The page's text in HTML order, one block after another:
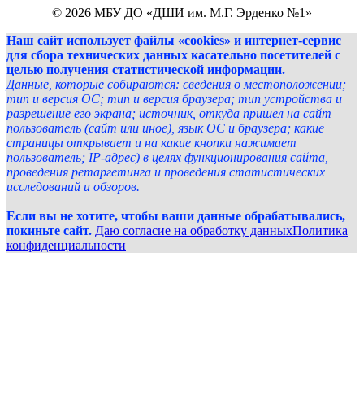
© 2026 МБУ ДО «ДШИ им. М.Г. Эрденко №1»
Наш сайт использует файлы «cookies» и интернет-сервис
для сбора технических данных касательно посетителей с
целью получения статистической информации.
Данные, которые собираются: сведения о местоположении;
тип и версия ОС; тип и версия браузера; тип устройства и
разрешение его экрана; источник, откуда пришел на сайт
пользователь (сайт или иное), язык ОС и браузера; какие
страницы открывает и на какие кнопки нажимает
пользователь; IP-адрес) в целях функционирования сайта,
проведения ретаргетинга и проведения статистических
исследований и обзоров.
Если вы не хотите, чтобы ваши данные обрабатывались,
покиньте сайт. Даю согласие на обработку данныхПолитика
конфиденциальности